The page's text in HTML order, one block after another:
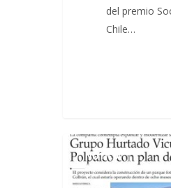
del premio
Chile…
NOTICIA